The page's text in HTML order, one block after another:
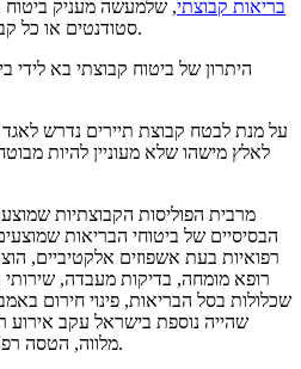
בריאות קבוצתי, שלמעשה מעניק ביטוח
סטודנטים או כל קבוצה ששוהה בישראל באופן זמני.
היתרון של ביטוח קבוצתי בא לידי
לאלץ מישהו שלא מעוניין להיות
מרבית הפוליסות הקבוצתיות
הבסיסיים של ביטוחי הבריאות
רפואיות בעת אשפוזים אלקטיביים,
רופא מומחה, בדיקות מעבדה,
שכלולות בסל הבריאות, פינוי חירום
שהייה נוספת בישראל עקב אירוע
מלווה, הטסה רפואית לארץ המוצא, והטסת גופה.